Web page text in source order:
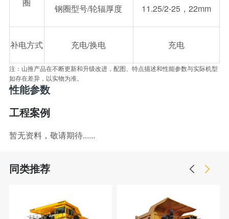
圈
钢圈型号/轮辐厚度 11.25/2-25，22mm
补电方式 充电/换电 充电
注：山推产品在不断更新和升级改进，配图、特点描述和性能参数与实际机型
如存在差异，以实物为准。
性能参数
工程案例
暂无资料，敬请期待......
同类推荐